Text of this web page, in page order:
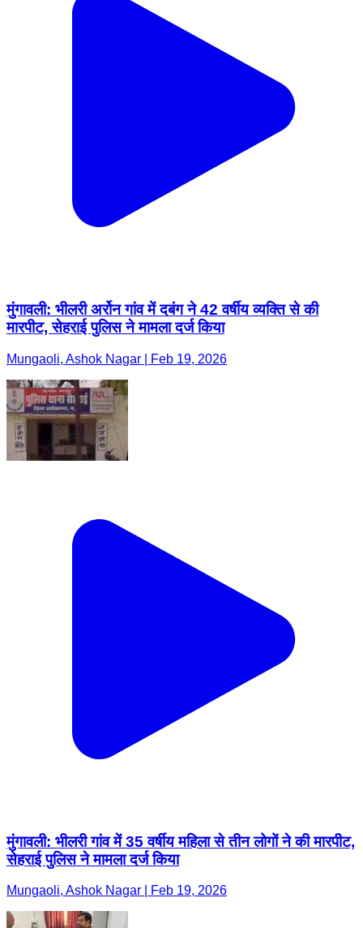
मुंगावली: भीलरी अर्रोन गांव में दबंग ने 42 वर्षीय व्यक्ति से की
मारपीट, सेहराई पुलिस ने मामला दर्ज किया
Mungaoli, Ashok Nagar | Feb 19, 2026
मुंगावली: भीलरी गांव में 35 वर्षीय महिला से तीन लोगों ने की मारपीट,
सेहराई पुलिस ने मामला दर्ज किया
Mungaoli, Ashok Nagar | Feb 19, 2026